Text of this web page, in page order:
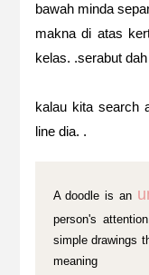
bawah minda
makna di atas
kelas. .serabut
kalau kita search
line dia. .
A doodle is an
person's
simple drawings